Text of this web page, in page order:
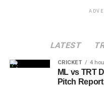
LATEST
CRICKET 4
ML vs TRT
Pitch